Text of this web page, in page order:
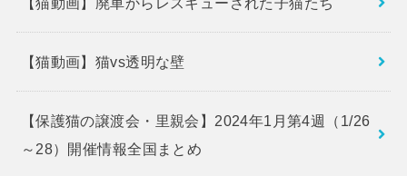
【猫動画】猫vs透明な壁
【保護猫の譲渡会・里親会】2024年1月第4週（1/26
～28）開催情報全国まとめ